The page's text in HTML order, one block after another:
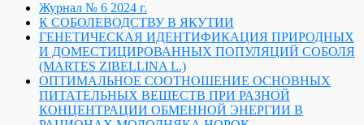
Журнал № 6 2024 г.
К СОБОЛЕВОДСТВУ В ЯКУТИИ
ГЕНЕТИЧЕСКАЯ ИДЕНТИФИКАЦИЯ ПРИРОДНЫХ
И ДОМЕСТИЦИРОВАННЫХ ПОПУЛЯЦИЙ СОБОЛЯ
(MARTES ZIBELLINA L.)
ОПТИМАЛЬНОЕ СООТНОШЕНИЕ ОСНОВНЫХ
ПИТАТЕЛЬНЫХ ВЕЩЕСТВ ПРИ РАЗНОЙ
КОНЦЕНТРАЦИИ ОБМЕННОЙ ЭНЕРГИИ В